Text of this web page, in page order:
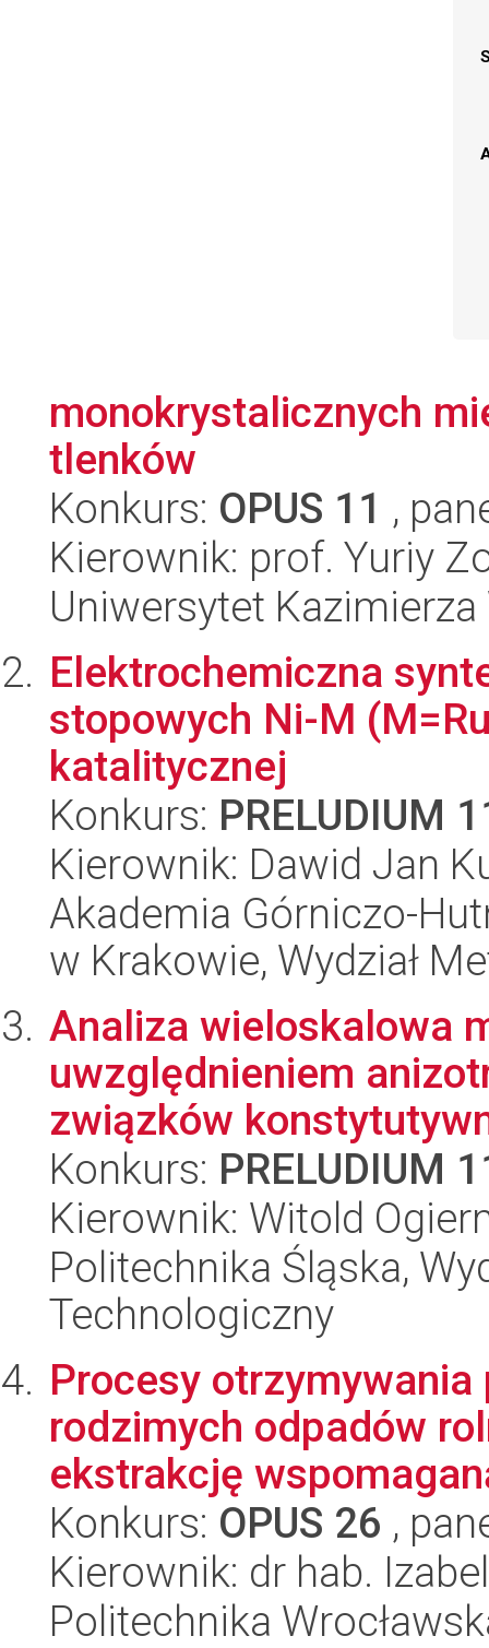
monokrystalicznych
tlenków
Konkurs: OPUS 11 ,
Kierownik: prof. Yuriy
Uniwersytet
Elektrochemiczna
stopowych Ni-M
katalitycznej
Konkurs: PRELUDIUM
Kierownik: Dawid Jan
Akademia Górniczo-
w Krakowie, Wydział
Analiza wieloskalowa
uwzględnieniem
związków
Konkurs: PRELUDIUM
Kierownik: Witold
Politechnika Śląska,
Technologiczny
Procesy
rodzimych odpadów
ekstrakcję
Konkurs: OPUS 26 ,
Kierownik: dr hab.
Politechnika